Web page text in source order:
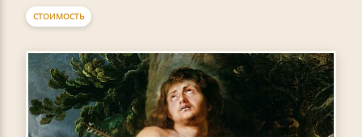
СТОИМОСТЬ